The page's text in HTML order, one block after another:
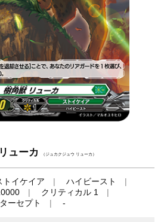
ューカ （ジュカクジュウ リューカ）
トイケイア
ハイビースト
クリティカル 1
ーセプト -